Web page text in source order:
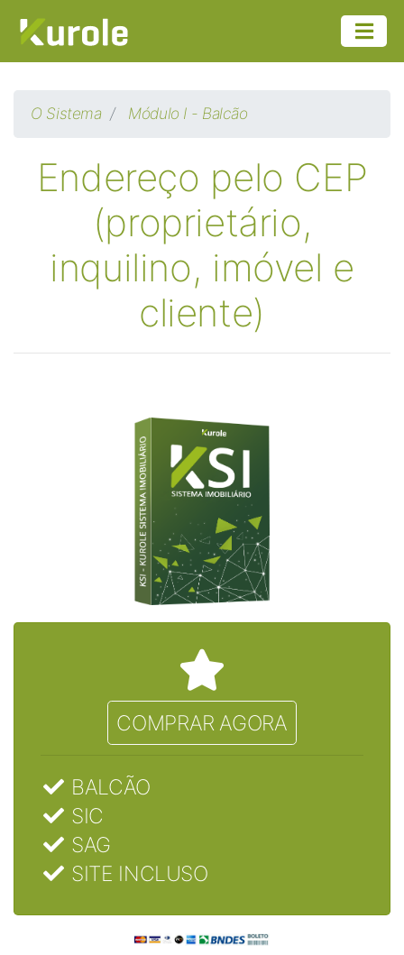
O Sistema Módulo I - Balcão
Endereço pelo CEP
(proprietário,
inquilino, imóvel e
cliente)
COMPRAR AGORA
BALCÃO
SIC
SAG
SITE INCLUSO